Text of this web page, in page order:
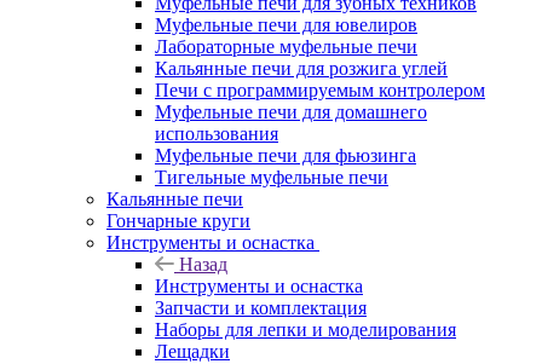
Муфельные печи для ювелиров
Лабораторные муфельные печи
Кальянные печи для розжига углей
Печи с программируемым контролером
Муфельные печи для домашнего
использования
Муфельные печи для фьюзинга
Тигельные муфельные печи
Кальянные печи
Гончарные круги
Инструменты и оснастка
Назад
Инструменты и оснастка
Запчасти и комплектация
Наборы для лепки и моделирования
Лещадки